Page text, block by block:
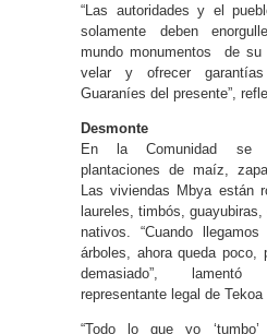
“Las autoridades y el
solamente deben
mundo monumentos de su
velar y ofrecer
Guaraníes del presente”,
Desmonte
En la Comunidad se
plantaciones de maíz,
Las viviendas Mbya están
laureles, timbós,
nativos. “Cuando
árboles, ahora queda poco,
demasiado”,
representante legal de Tekoa
“Todo lo que yo